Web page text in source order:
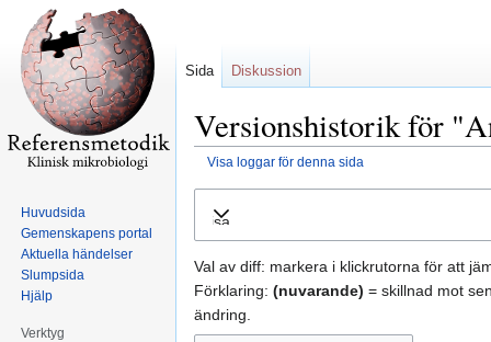
Versionshistorik för
Visa loggar för denna sida
Visa
Val av diff: markera i klickrutorna för att
Förklaring: (nuvarande) = skillnad mot
ändring.
Sida Diskussion
Huvudsida
Gemenskapens portal
Aktuella händelser
Slumpsida
Hjälp
Verktyg